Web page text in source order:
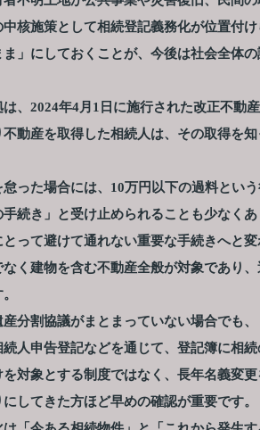
核施策として相続登記義務化が位置付け
」にしておくことが、今後は社会全体
、2024年4月1日に施行された改正不動産
動産を取得した相続人は、その取得を
った場合には、10万円以下の過料とい
続き」と受け止められることも少なく
って避けて通れない重要な手続きへと変
く建物を含む不動産全般が対象であり
分割協議がまとまっていない場合でも
人申告登記などを通じて、登記簿に相
対象とする制度ではなく、長年名義変
してきた方ほど早めの確認が重要です。